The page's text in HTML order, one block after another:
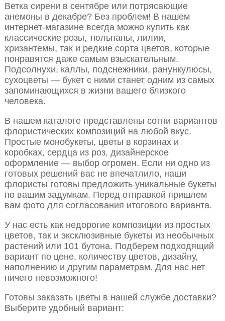
Ветка сирени в сентябре или потрясающие
анемоны в декабре? Без проблем! В нашем
интернет-магазине всегда можно купить как
классические розы, тюльпаны, лилии,
хризантемы, так и редкие сорта цветов, которые
понравятся даже самым взыскательным.
Подсолнухи, каллы, подснежники, ранункулюсы,
сухоцветы — букет с ними станет одним из самых
запоминающихся в жизни вашего близкого
человека.
В нашем каталоге представлены сотни вариантов
флористических композиций на любой вкус.
Простые монобукеты, цветы в корзинах и
коробках, сердца из роз, дизайнерское
оформление — выбор огромен. Если ни одно из
готовых решений вас не впечатлило, наши
флористы готовы предложить уникальные букеты
по вашим задумкам. Перед отправкой пришлем
вам фото для согласования итогового варианта.
У нас есть как недорогие композиции из простых
цветов, так и эксклюзивные букеты из необычных
растений или 101 бутона. Подберем подходящий
вариант по цене, количеству цветов, дизайну,
наполнению и другим параметрам. Для нас нет
ничего невозможного!
Готовы заказать цветы в нашей службе доставки?
Выберите удобный вариант: